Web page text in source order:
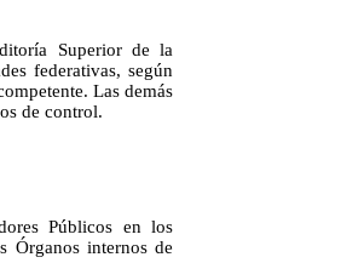
Superior de la
federativas, según
Las demás
de control.
Públicos en los
Órganos internos de